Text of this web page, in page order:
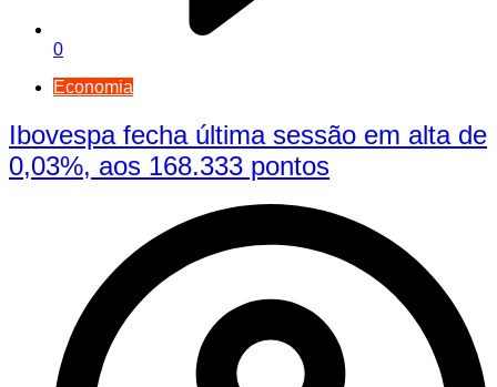
0
Economia
Ibovespa fecha última sessão em alta de
0,03%, aos 168.333 pontos